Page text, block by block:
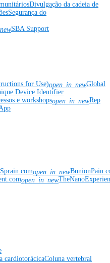
Divulgação da cadeia de
Segurança do
SBA Support
for Use)open_in_newGlobal
Device Identifier
e workshopsopen_in_newRep
open_in_new
open_in_new
cardiotorácicaColuna vertebral